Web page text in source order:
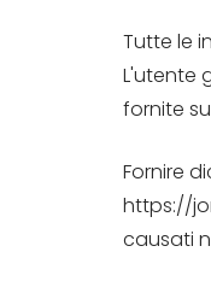
Tutte le
L'utente
fornite
Fornire
https://
causati